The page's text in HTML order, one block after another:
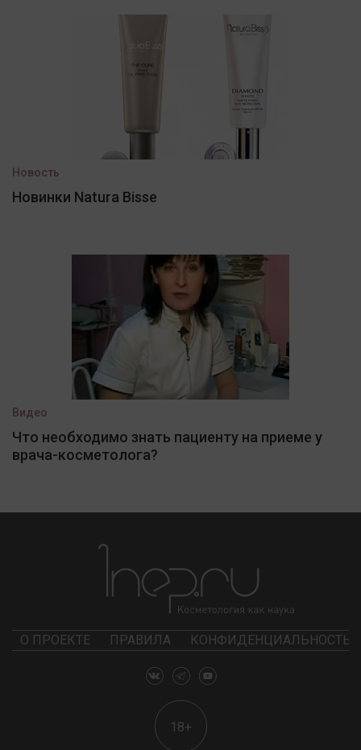
Новость
Новинки Natura Bisse
Видео
Что необходимо знать пациенту на приеме у
врача-косметолога?
О ПРОЕКТЕ ПРАВИЛА КОНФИДЕНЦИАЛЬНОСТЬ
18+